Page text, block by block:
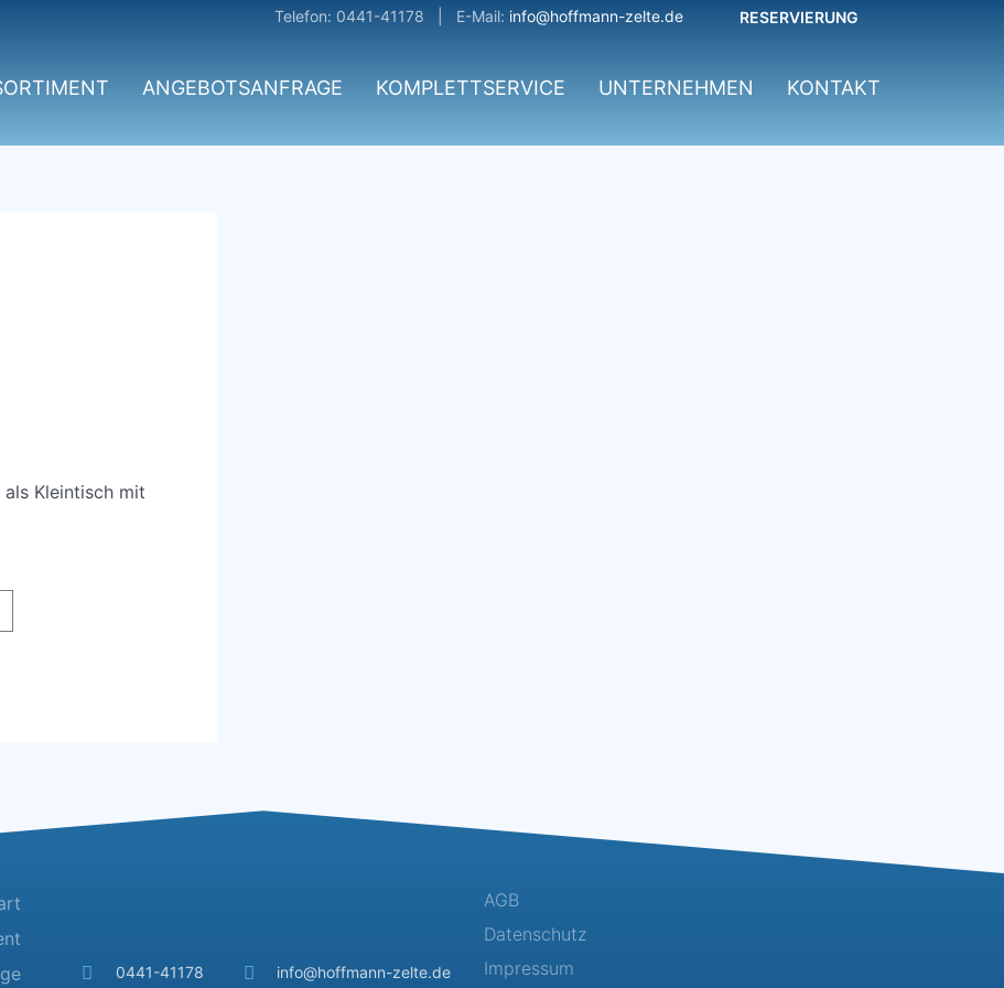
Telefon: 0441-41178 | E-Mail: info@hoffmann-zelte.de RESERVIERUNG
ANGEBOTSANFRAGE KOMPLETTSERVICE UNTERNEHMEN KONTAKT
als Kleintisch mit
0441-41178 info@hoffmann-zelte.de
AGB
Datenschutz
Impressum